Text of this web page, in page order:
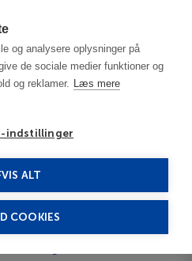
og analysere oplysninger på
de sociale medier funktioner og
og reklamer. Læs mere
indstillinger
ALT
COOKIES
området
3***